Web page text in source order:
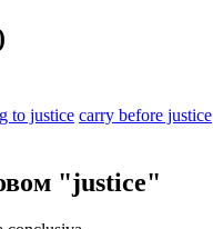
to justice carry before justice
"justice"